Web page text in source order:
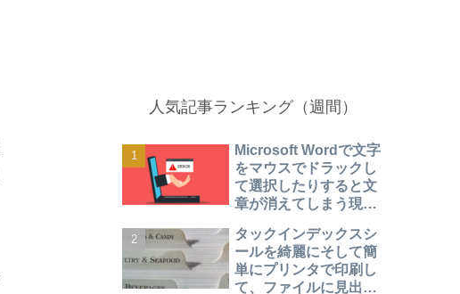
人気記事ランキング（週間）
Microsoft Wordで文字
をマウスでドラックし
て選択したりすると文
章が消えてしまう現象
法
タックインデックスシ
ールを綺麗にそして簡
単にプリンタで印刷し
て、ファイルに見出し